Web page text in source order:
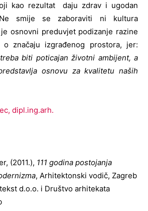
kao rezultat daju zdrav i ugodan
smije se zaboraviti ni kultura
osnovni preduvjet podizanje razine
značaju izgrađenog prostora, jer:
biti poticajan životni ambijent, a
osnovu za kvalitetu naših
dipl.ing.arh.
(2011.), 111 godina postojanja
, Arhitektonski vodič, Zagreb
d.o.o. i Društvo arhitekata